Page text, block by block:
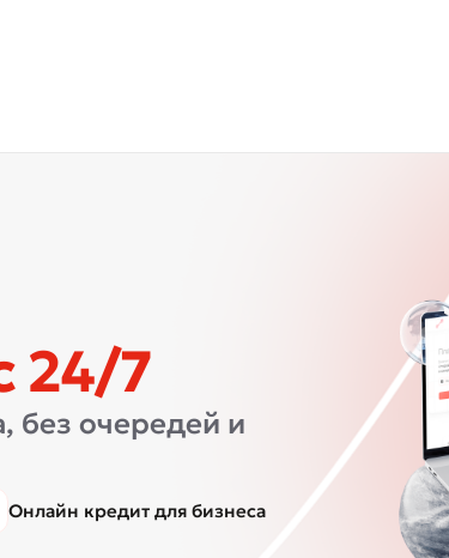
24/7
без очередей и
Онлайн кредит для бизнеса